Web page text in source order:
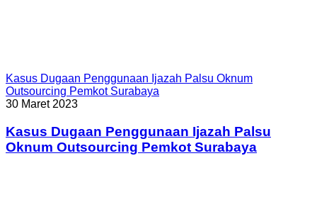
Kasus Dugaan Penggunaan Ijazah Palsu Oknum
Outsourcing Pemkot Surabaya
30 Maret 2023
Kasus Dugaan Penggunaan Ijazah Palsu
Oknum Outsourcing Pemkot Surabaya